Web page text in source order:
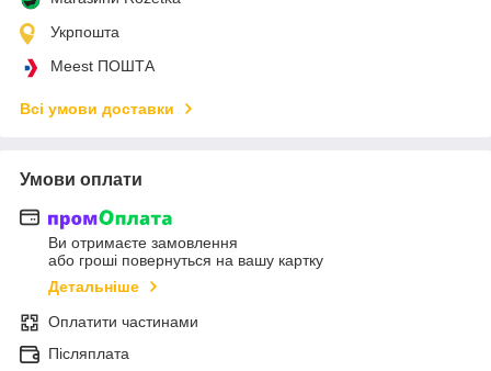
Укрпошта
Meest ПОШТА
Всі умови доставки
Умови оплати
Ви отримаєте замовлення
або гроші повернуться на вашу картку
Детальніше
Оплатити частинами
Післяплата